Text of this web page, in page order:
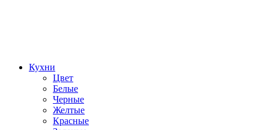
Кухни
Цвет
Белые
Черные
Желтые
Красные